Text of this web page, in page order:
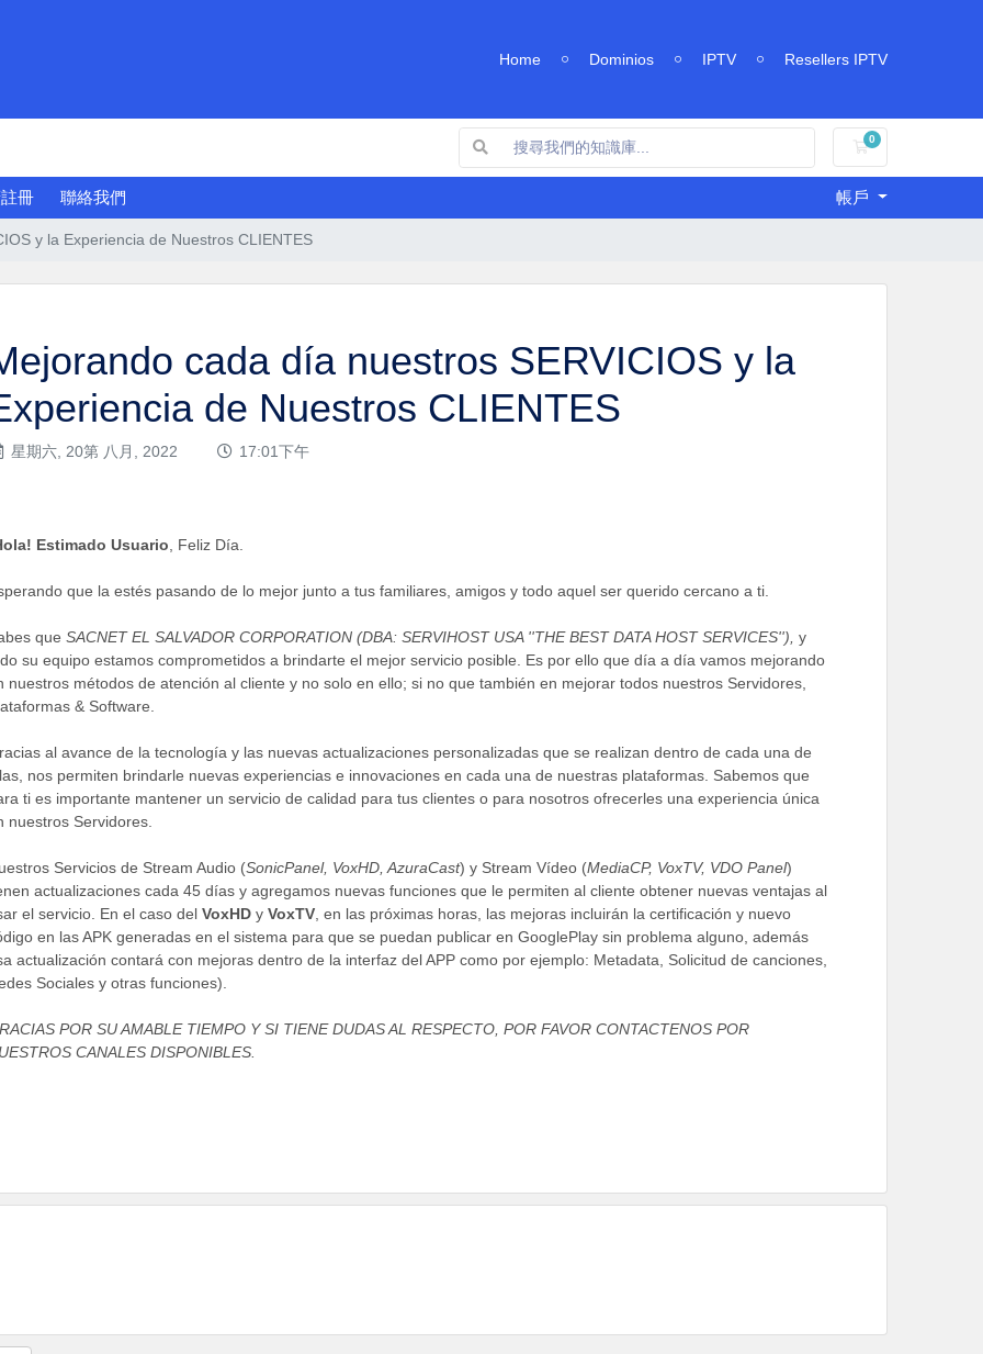
Home Dominios IPTV Resellers IPTV
0
購物車
冊 聯絡我們 帳戶
y la Experiencia de Nuestros CLIENTES
cada día nuestros SERVICIOS y la
de Nuestros CLIENTES
星期六, 20第 八月, 2022 17:01下午
Estimado Usuario , Feliz Día.
que la estés pasando de lo mejor junto a tus familiares, amigos y todo aquel ser querido cercano a ti.
que SACNET EL SALVADOR CORPORATION (DBA: SERVIHOST USA ''THE BEST DATA HOST SERVICES''), y
su equipo estamos comprometidos a brindarte el mejor servicio posible. Es por ello que día a día vamos mejorando
nuestros métodos de atención al cliente y no solo en ello; si no que también en mejorar todos nuestros Servidores,
& Software.
al avance de la tecnología y las nuevas actualizaciones personalizadas que se realizan dentro de cada una de
nos permiten brindarle nuevas experiencias e innovaciones en cada una de nuestras plataformas. Sabemos que
ti es importante mantener un servicio de calidad para tus clientes o para nosotros ofrecerles una experiencia única
nuestros Servidores.
Servicios de Stream Audio (SonicPanel, VoxHD, AzuraCast) y Stream Vídeo (MediaCP, VoxTV, VDO Panel)
actualizaciones cada 45 días y agregamos nuevas funciones que le permiten al cliente obtener nuevas ventajas al
el servicio. En el caso del VoxHD y VoxTV , en las próximas horas, las mejoras incluirán la certificación y nuevo
en las APK generadas en el sistema para que se puedan publicar en GooglePlay sin problema alguno, además
actualización contará con mejoras dentro de la interfaz del APP como por ejemplo: Metadata, Solicitud de canciones,
Sociales y otras funciones).
POR SU AMABLE TIEMPO Y SI TIENE DUDAS AL RESPECTO, POR FAVOR CONTACTENOS POR
CANALES DISPONIBLES.